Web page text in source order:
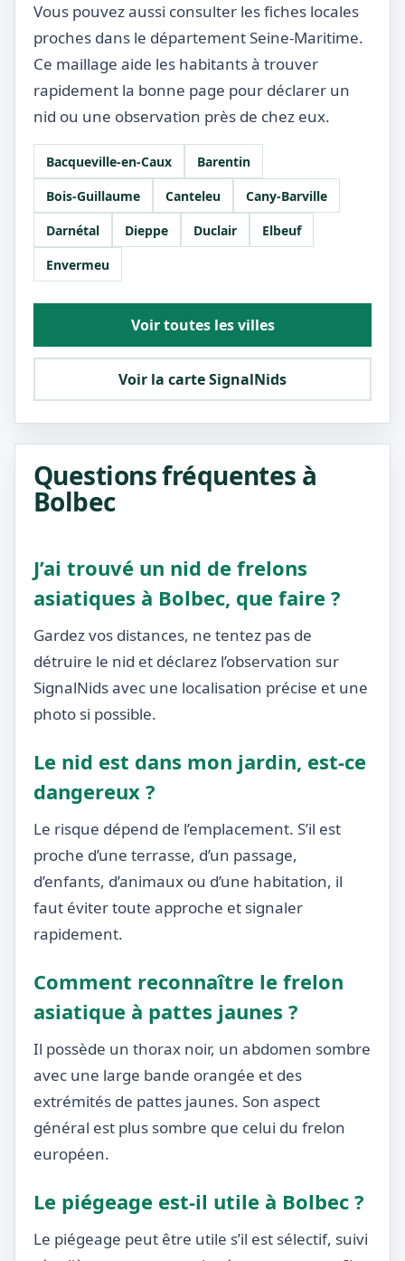
Vous pouvez aussi consulter les fiches locales
proches dans le département Seine-Maritime.
Ce maillage aide les habitants à trouver
rapidement la bonne page pour déclarer un
nid ou une observation près de chez eux.
Bacqueville-en-Caux
Barentin
Bois-Guillaume
Canteleu
Cany-Barville
Darnétal
Dieppe Duclair
Elbeuf
Envermeu
Voir toutes les villes
Voir la carte SignalNids
Questions fréquentes à
Bolbec
J’ai trouvé un nid de frelons
asiatiques à Bolbec, que faire ?
Gardez vos distances, ne tentez pas de
détruire le nid et déclarez l’observation sur
SignalNids avec une localisation précise et une
photo si possible.
Le nid est dans mon jardin, est-ce
dangereux ?
Le risque dépend de l’emplacement. S’il est
proche d’une terrasse, d’un passage,
d’enfants, d’animaux ou d’une habitation, il
faut éviter toute approche et signaler
rapidement.
Comment reconnaître le frelon
asiatique à pattes jaunes ?
Il possède un thorax noir, un abdomen sombre
avec une large bande orangée et des
extrémités de pattes jaunes. Son aspect
général est plus sombre que celui du frelon
européen.
Le piégeage est-il utile à Bolbec ?
Le piégeage peut être utile s’il est sélectif, suivi